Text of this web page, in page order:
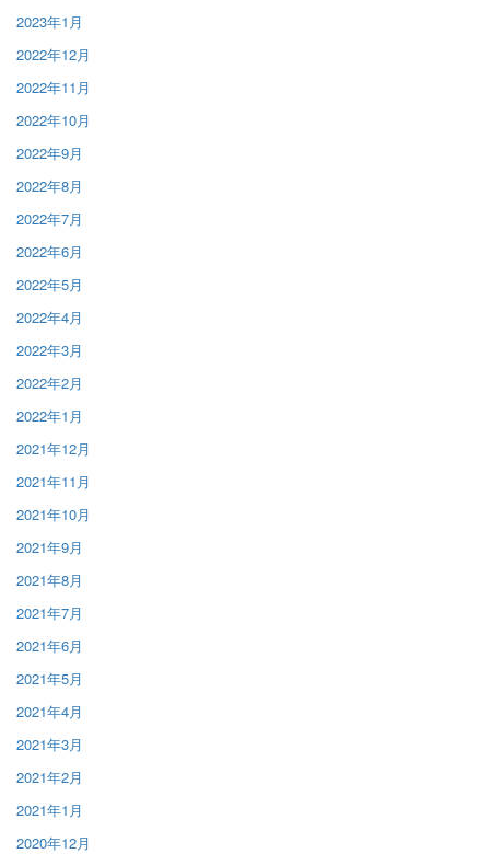
2023年1月
2022年12月
2022年11月
2022年10月
2022年9月
2022年8月
2022年7月
2022年6月
2022年5月
2022年4月
2022年3月
2022年2月
2022年1月
2021年12月
2021年11月
2021年10月
2021年9月
2021年8月
2021年7月
2021年6月
2021年5月
2021年4月
2021年3月
2021年2月
2021年1月
2020年12月